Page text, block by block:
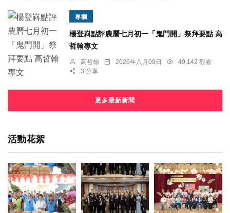
專欄
楊登嵙點評農曆七月初一「鬼門開」祭拜要點 高
哲翰專文
高哲翰 2026年八月09日
49,142 觀看
3 分享
更多最新新聞
活動花絮